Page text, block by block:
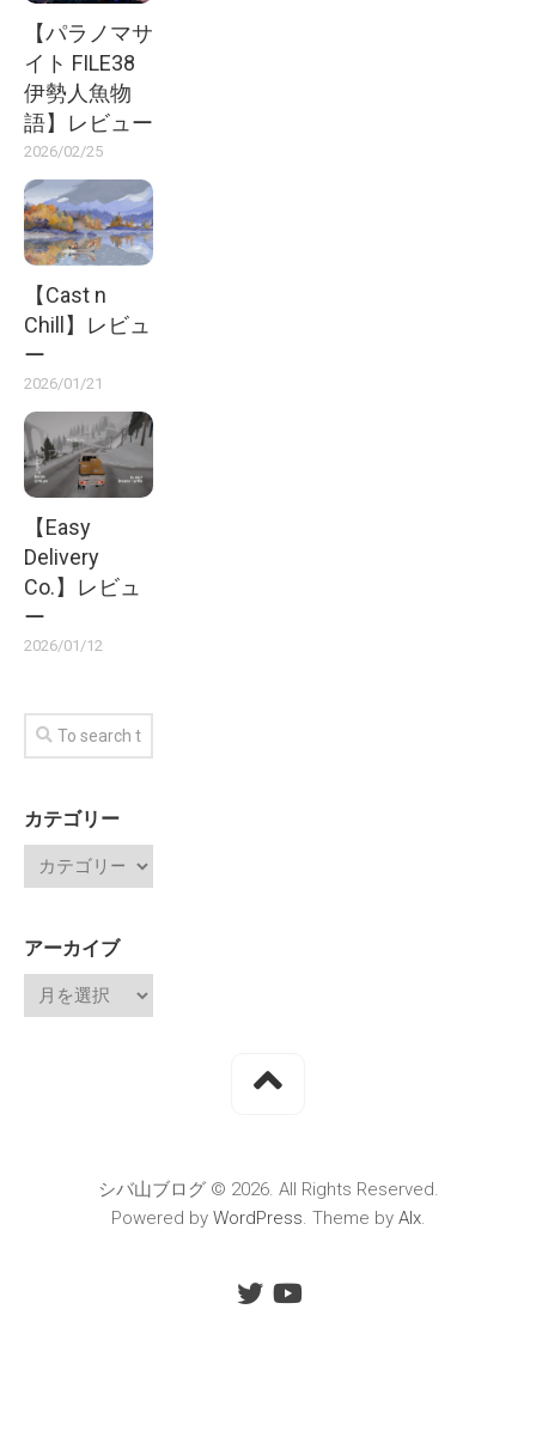
【パラノマサ
イト FILE38
伊勢人魚物
語】レビュー
2026/02/25
【Cast n
Chill】レビュ
ー
2026/01/21
【Easy
Delivery
Co.】レビュ
ー
2026/01/12
カテゴリー
アーカイブ
シバ山ブログ © 2026. All Rights Reserved.
Powered by WordPress. Theme by Alx.